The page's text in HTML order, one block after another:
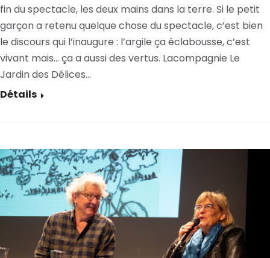
fin du spectacle, les deux mains dans la terre. Si le petit
garçon a retenu quelque chose du spectacle, c’est bien
le discours qui l’inaugure : l’argile ça éclabousse, c’est
vivant mais… ça a aussi des vertus. Lacompagnie Le
Jardin des Délices…
Détails